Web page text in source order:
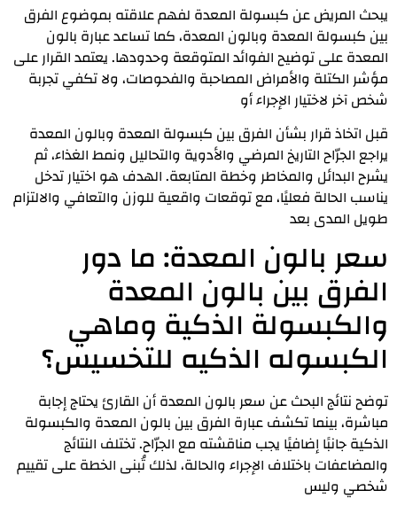
يبحث المريض عن كبسولة المعدة لفهم علاقته بموضوع الفرق
بين كبسولة المعدة وبالون المعدة، كما تساعد عبارة بالون
المعدة على توضيح الفوائد المتوقعة وحدودها. يعتمد القرار على
مؤشر الكتلة والأمراض المصاحبة والفحوصات، ولا تكفي تجربة
شخص آخر لاختيار الإجراء أو
قبل اتخاذ قرار بشأن الفرق بين كبسولة المعدة وبالون المعدة
يراجع الجرّاح التاريخ المرضي والأدوية والتحاليل ونمط الغذاء، ثم
يشرح البدائل والمخاطر وخطة المتابعة. الهدف هو اختيار تدخل
يناسب الحالة فعليًا، مع توقعات واقعية للوزن والتعافي والالتزام
طويل المدى بعد
سعر بالون المعدة: ما دور
الفرق بين بالون المعدة
والكبسولة الذكية وماهي
الكبسوله الذكيه للتخسيس؟
توضح نتائج البحث عن سعر بالون المعدة أن القارئ يحتاج إجابة
مباشرة، بينما تكشف عبارة الفرق بين بالون المعدة والكبسولة
الذكية جانبًا إضافيًا يجب مناقشته مع الجرّاح. تختلف النتائج
والمضاعفات باختلاف الإجراء والحالة، لذلك تُبنى الخطة على تقييم
شخصي وليس